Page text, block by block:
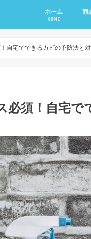
ホーム
HOME
商
自宅でできるカビの予防法と
必須！自宅で